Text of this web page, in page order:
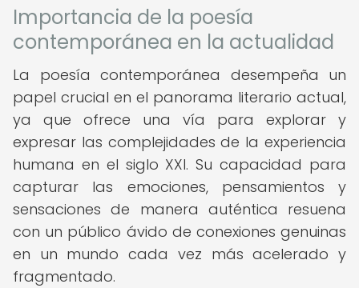
Importancia de la poesía
contemporánea en la actualidad
La poesía contemporánea desempeña un
papel crucial en el panorama literario actual,
ya que ofrece una vía para explorar y
expresar las complejidades de la experiencia
humana en el siglo XXI. Su capacidad para
capturar las emociones, pensamientos y
sensaciones de manera auténtica resuena
con un público ávido de conexiones genuinas
en un mundo cada vez más acelerado y
fragmentado.